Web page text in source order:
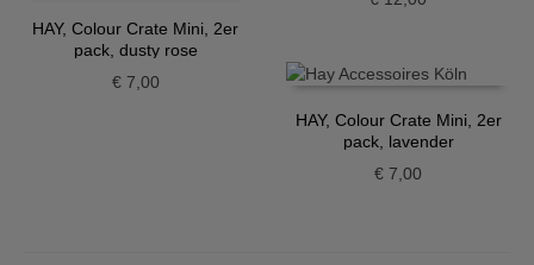
HAY, Colour Crate Mini, 2er
pack, dusty rose
€7,00
HAY, Colour Crate Mini, 2er
pack, lavender
€ 7,00